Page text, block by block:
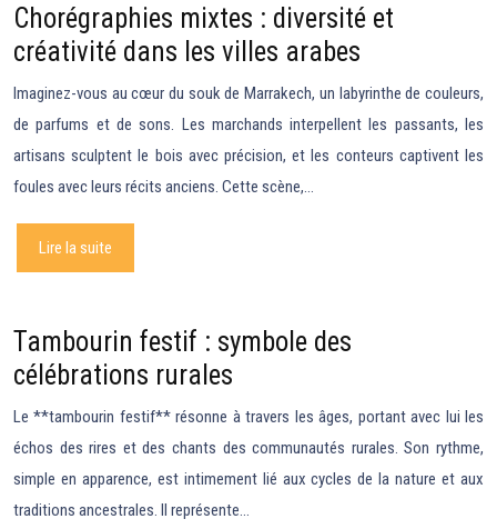
Chorégraphies mixtes : diversité et
créativité dans les villes arabes
Imaginez-vous au cœur du souk de Marrakech, un labyrinthe de couleurs,
de parfums et de sons. Les marchands interpellent les passants, les
artisans sculptent le bois avec précision, et les conteurs captivent les
foules avec leurs récits anciens. Cette scène,…
Lire la suite
Tambourin festif : symbole des
célébrations rurales
Le **tambourin festif** résonne à travers les âges, portant avec lui les
échos des rires et des chants des communautés rurales. Son rythme,
simple en apparence, est intimement lié aux cycles de la nature et aux
traditions ancestrales. Il représente…